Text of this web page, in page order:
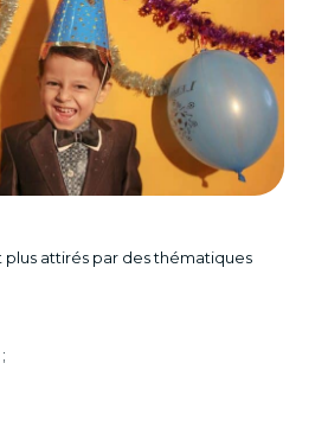
plus attirés par des thématiques